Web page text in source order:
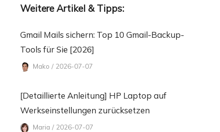
Weitere Artikel & Tipps:
Gmail Mails sichern: Top 10 Gmail-Backup-
Tools für Sie [2026]
Mako / 2026-07-07
[Detaillierte Anleitung] HP Laptop auf
Werkseinstellungen zurücksetzen
Maria / 2026-07-07